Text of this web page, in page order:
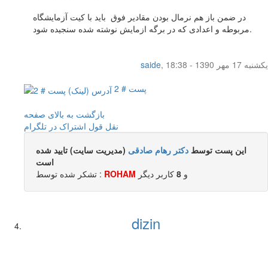
در ضمن باز هم نرمال بودن مقادیر فوق باید با کیت آزمایشگاه
مربوطه و اعدادی که در برگه ازمایش نوشته شده سنجیده شود.
saide,
یکشنبه 17 مهر 1390 - 18:38
پست # 2
بازگشت به بالای صفحه
نقل قول اشتراک در تلگرام
این پست توسط دکتر رهام صادقی (مدیریت سایت) تایید شده
است
تشکر شده توسط : ROHAM و 8 کاربر ديگر
dizin